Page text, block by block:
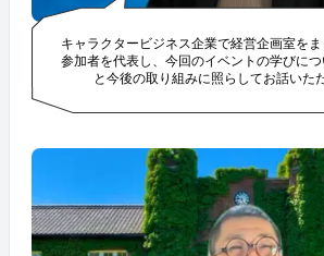
キャラクタービジネス企業で経営企画室をま
参加者を代表し、今回のイベントの学びに
と今後の取り組みに照らしてお話いた